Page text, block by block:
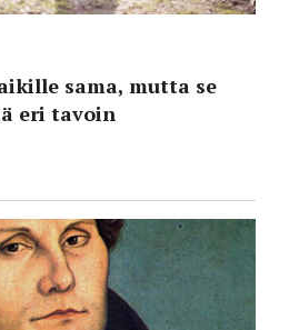
sama, mutta se
eri tavoin